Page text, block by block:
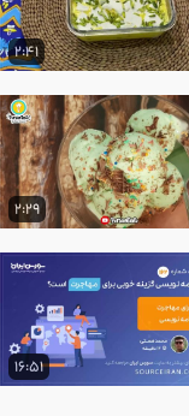
2:41
2:29
16:51